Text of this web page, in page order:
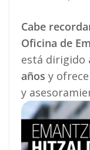
Cabe
Oficina de
está dirigido
años y
y